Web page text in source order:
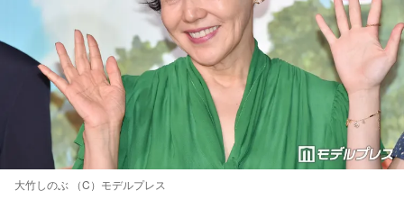
大竹しのぶ （C）モデルプレス